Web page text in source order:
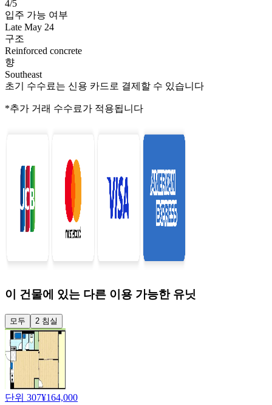
4/5
입주 가능 여부
Late May 24
구조
Reinforced concrete
향
Southeast
초기 수수료는 신용 카드로 결제할 수 있습니다
*추가 거래 수수료가 적용됩니다
이 건물에 있는 다른 이용 가능한 유닛
모두 2 침실
단위 307¥164,000